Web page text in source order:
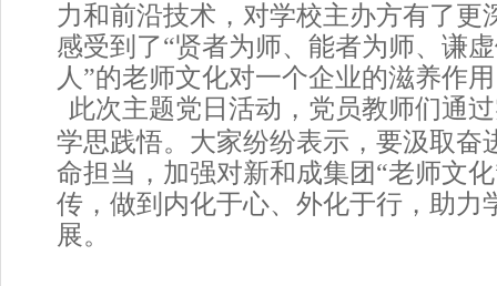
力和前沿技术，对学校主办方有了更
感受到了“贤者为师、能者为师、谦
人”的老师文化对一个企业的滋养作
此次主题党日活动，党员教师们通
学思践悟。大家纷纷表示，要汲取奋
命担当，加强对新和成集团“老师文
传，做到内化于心、外化于行，助力
展。